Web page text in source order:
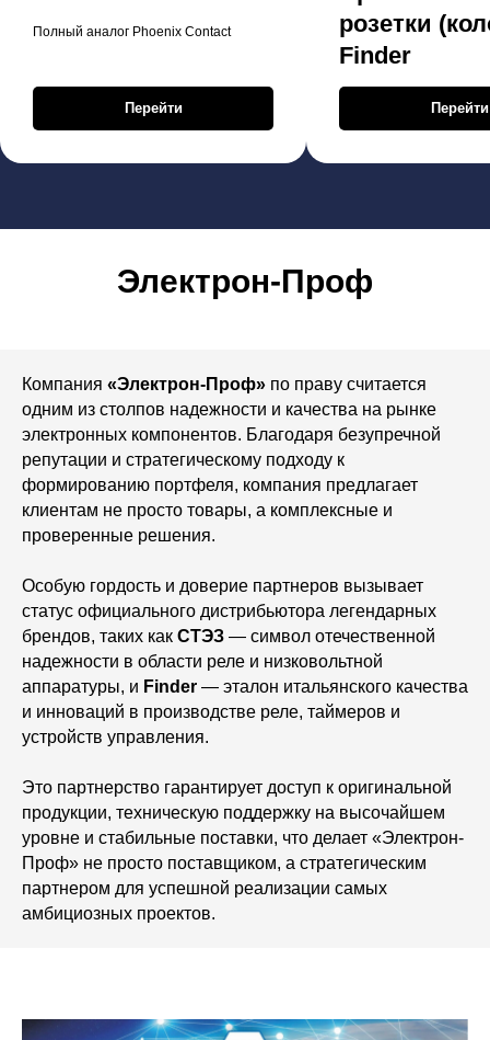
Полный аналог Phoenix Contact
Перейти
розетки
Finder
Перейти
Электрон-Проф
Компания «Электрон-Проф» по праву считается
одним из столпов надежности и качества на рынке
электронных компонентов. Благодаря безупречной
репутации и стратегическому подходу к
формированию портфеля, компания предлагает
клиентам не просто товары, а комплексные и
проверенные решения.
Особую гордость и доверие партнеров вызывает
статус официального дистрибьютора легендарных
брендов, таких как СТЭЗ — символ отечественной
надежности в области реле и низковольтной
аппаратуры, и Finder — эталон итальянского качества
и инноваций в производстве реле, таймеров и
устройств управления.
Это партнерство гарантирует доступ к оригинальной
продукции, техническую поддержку на высочайшем
уровне и стабильные поставки, что делает «Электрон-
Проф» не просто поставщиком, а стратегическим
партнером для успешной реализации самых
амбициозных проектов.